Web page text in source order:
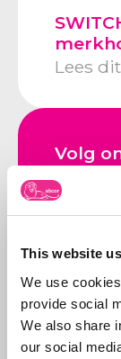
This website
We use
provide social
We also share
our social
Lees
Volg
Neem
Bel
een e-